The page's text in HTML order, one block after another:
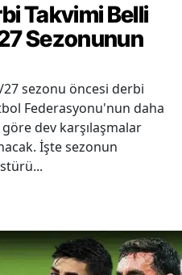
Takvimi Belli
Sezonunun
sezonu öncesi derbi
Federasyonu'nun daha
göre dev karşılaşmalar
İşte sezonun